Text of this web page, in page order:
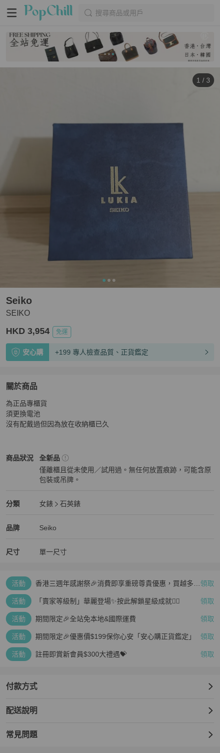
搜尋商品或用戶
1 / 3
SEIKO
Seiko
HKD 3,954 免運
安心購 +199 專人檢查品質、正貨鑑定
關於商品
關於SEIKO商品詳情與購買須知
為正品專櫃貨
須更換電池
沒有配戴過但因為放在收納櫃已久
商品狀況
Seiko女錶 商品狀態與細節
全新品
僅離櫃且從未使用／試用過。無任何放置痕跡，可能含原
包裝或吊牌。
分類
Seiko 分類資訊
女錶
石英錶
品牌
Seiko 女錶品牌介紹
Seiko
Seiko 推薦清單
尺寸 單一尺寸
活動
香港三週年感謝祭🎉消費即享重磅尊貴優惠，買越多、 領取
活動 「賣家等級制」華麗登場✨按此解鎖星級成就👆🏻 領取
活動 期間限定🎉全站免本地&國際運費 領取
活動 期間限定🎉優惠價$199保你心安「安心購正貨鑑定」 領取
活動 註冊即賞新會員$300大禮遇💝 領取
付款方式
配送說明
常見問題